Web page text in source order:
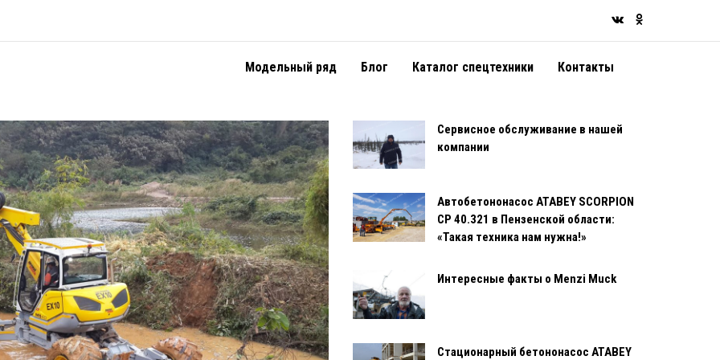
Модельный ряд Блог Каталог спецтехники Контакты
Сервисное обслуживание в нашей
компании
Автобетононасос ATABEY SCORPION
CP 40.321 в Пензенской области:
«Такая техника нам нужна!»
Интересные факты о Menzi Muck
Стационарный бетононасос ATABEY